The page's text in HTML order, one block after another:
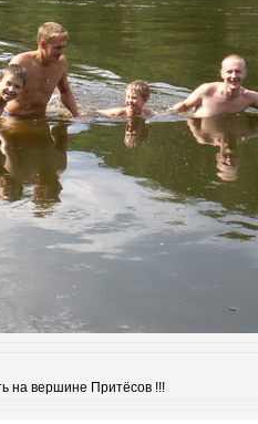
на вершине Притёсов !!!